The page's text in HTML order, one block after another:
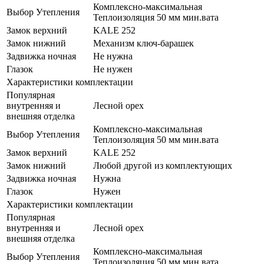
Выбор Утепления
Комплексно-максимальная
Теплоизоляция 50 мм мин.вата
Замок верхний
KALE 252
Замок нижний
Механизм ключ-барашек
Задвижка ночная
Не нужна
Глазок
Не нужен
Характеристики комплектации
Популярная
внутренняя и
внешняя отделка
Лесной орех
Выбор Утепления
Комплексно-максимальная
Теплоизоляция 50 мм мин.вата
Замок верхний
KALE 252
Замок нижний
Любой другой из комплектующих
Задвижка ночная
Нужна
Глазок
Нужен
Характеристики комплектации
Популярная
внутренняя и
внешняя отделка
Лесной орех
Выбор Утепления
Комплексно-максимальная
Теплоизоляция 50 мм мин.вата